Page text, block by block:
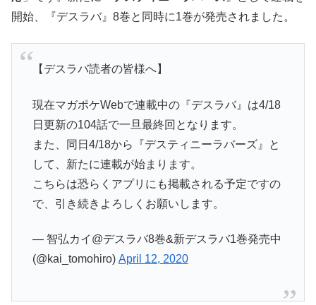
開始、『デスラバ』8巻と同時に1巻が発売されました。
【デスラバ読者の皆様へ】
現在マガポケWebで連載中の『デスラバ』は4/18
日更新の104話で一旦最終回となります。
また、同日4/18から『デスティニーラバーズ』と
して、新たに連載が始まります。
こちらは恐らくアプリにも掲載される予定ですの
で、引き続きよろしくお願いします。
— 智弘カイ@デスラバ8巻&新デスラバ1巻発売中
(@kai_tomohiro) April 12, 2020